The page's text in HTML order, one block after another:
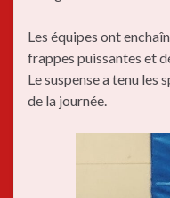
Les équipes ont
frappes puissantes et
Le suspense a tenu les
de la journée.